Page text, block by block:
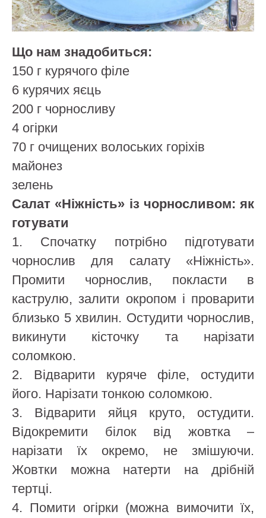
Що нам знадобиться:
150 г курячого філе
6 курячих яєць
200 г чорносливу
4 огірки
70 г очищених волоських горіхів
майонез
зелень
Салат «Ніжність» із чорносливом: як
готувати
1. Спочатку потрібно підготувати
чорнослив для салату «Ніжність».
Промити чорнослив, покласти в
каструлю, залити окропом і проварити
близько 5 хвилин. Остудити чорнослив,
викинути кісточку та нарізати
соломкою.
2. Відварити куряче філе, остудити
його. Нарізати тонкою соломкою.
3. Відварити яйця круто, остудити.
Відокремити білок від жовтка –
нарізати їх окремо, не змішуючи.
Жовтки можна натерти на дрібній
тертці.
4. Помити огірки (можна вимочити їх,